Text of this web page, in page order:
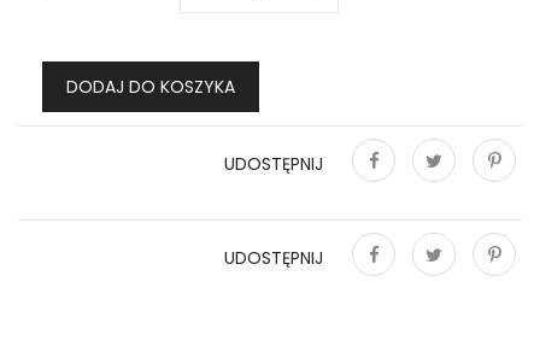
DODAJ DO KOSZYKA
UDOSTĘPNIJ
UdostępnijTweetuj Pinterest
UDOSTĘPNIJ
UdostępnijTweetuj Pinterest